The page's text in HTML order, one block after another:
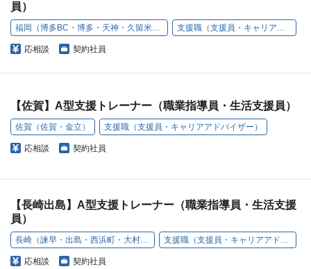
員）
福岡（博多BC・博多・天神・久留米・小倉・うきは） 支援職（支援員・キャリアアドバイザー）
応相談 契約社員
【佐賀】A型支援トレーナー（職業指導員・生活支援員）
佐賀（佐賀・金立） 支援職（支援員・キャリアアドバイザー）
応相談 契約社員
【長崎出島】A型支援トレーナー（職業指導員・生活支援
員）
長崎（諫早・出島・西浜町・大村・西本町） 支援職（支援員・キャリアアドバイザー）
応相談 契約社員